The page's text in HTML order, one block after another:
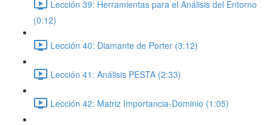
Lección 39: Herramientas para el Análisis del Entorno
(0:12)
Lección 40: Diamante de Porter (3:12)
Lección 41: Análisis PESTA (2:33)
Lección 42: Matriz Importancia-Dominio (1:05)